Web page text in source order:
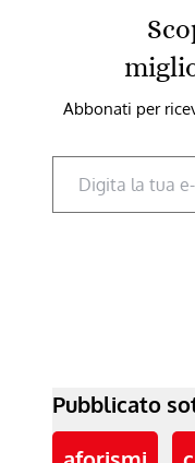
sempre davanti a una
situazione che non
conosciamo.
Abbonati per
Digita la tua e-mail...
Pubblicato